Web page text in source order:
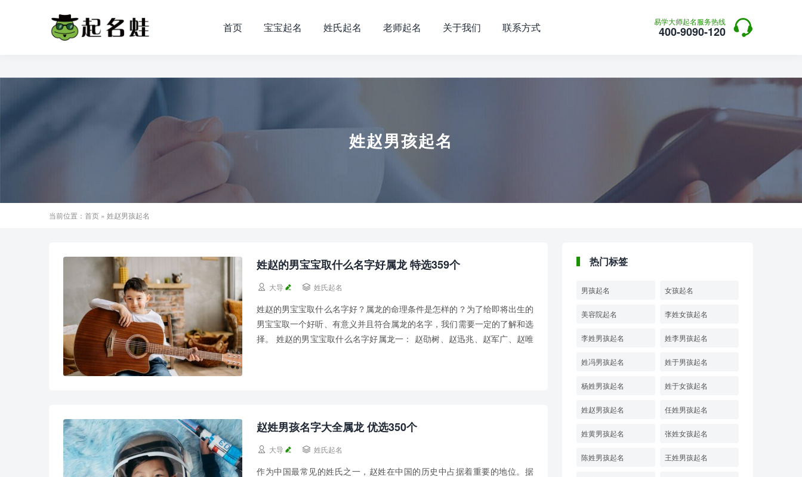
易学大师起名服务热线
400-9090-120 
首页 宝宝起名 姓氏起名 老师起名 关于我们 联系方式
姓赵男孩起名
当前位置： 首页 » 姓赵男孩起名
姓赵的男宝宝取什么名字好属龙 特选359个
 大导  姓氏起名
姓赵的男宝宝取什么名字好？属龙的命理条件是怎样的？为了给即将出生的
男宝宝取一个好听、有意义并且符合属龙的名字，我们需要一定的了解和选
择。 姓赵的男宝宝取什么名字好属龙一： 赵劭树、赵迅兆、赵军广、赵唯
赵姓男孩名字大全属龙 优选350个
 大导  姓氏起名
作为中国最常见的姓氏之一，赵姓在中国的历史中占据着重要的地位。据
热门标签
男孩起名 女孩起名
美容院起名 李姓女孩起名
李姓男孩起名 姓李男孩起名
姓冯男孩起名 姓于男孩起名
杨姓男孩起名 姓于女孩起名
姓赵男孩起名 任姓男孩起名
姓黄男孩起名 张姓女孩起名
陈姓男孩起名 王姓男孩起名